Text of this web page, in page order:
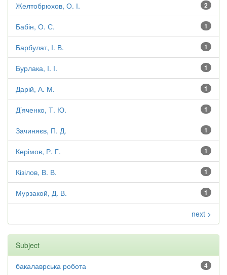
2
Желтобрюхов, О. І.
1
Бабін, О. С.
1
Барбулат, І. В.
1
Бурлака, І. І.
1
Дарій, А. М.
1
Д’яченко, Т. Ю.
1
Зачиняєв, П. Д.
1
Керімов, Р. Г.
1
Кізілов, В. В.
1
Мурзакой, Д. В.
next >
Subject
4
бакалаврська робота